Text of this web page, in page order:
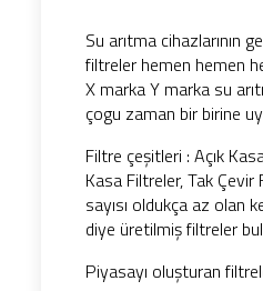
Su arıtma cihazlarının
filtreler hemen hemen
X marka Y marka su
çogu zaman bir birine
Filtre çeşitleri : Açık
Kasa Filtreler, Tak Çevir
sayısı oldukça az olan
diye üretilmiş filtreler
Piyasayı oluşturan